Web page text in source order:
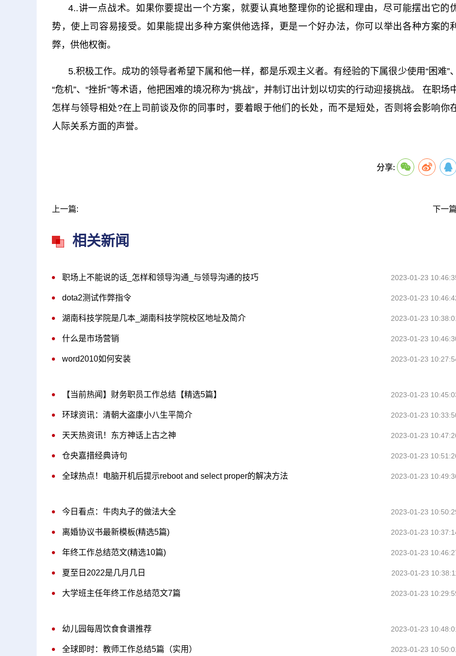
4..讲一点战术。如果你要提出一个方案，就要认真地整理你的论据和理由，尽可能摆出它的
势，使上司容易接受。如果能提出多种方案供他选择，更是一个好办法，你可以举出各种方案的利
弊，供他权衡。
5.积极工作。成功的领导者希望下属和他一样，都是乐观主义者。有经验的下属很少使用“困难”、
“危机”、“挫折”等术语，他把困难的境况称为“挑战”，并制订出计划以切实的行动迎接挑战。 在职场
怎样与领导相处?在上司前谈及你的同事时，要着眼于他们的长处，而不是短处，否则将会影响你
人际关系方面的声誉。
分享:
上一篇: 下一
相关新闻
职场上不能说的话_怎样和领导沟通_与领导沟通的技巧 2023-01-23
dota2测试作弊指令 2023-01-23
湖南科技学院是几本_湖南科技学院校区地址及简介 2023-01-23
什么是市场营销 2023-01-23
word2010如何安装 2023-01-23
【当前热闻】财务职员工作总结【精选5篇】 2023-01-23
环球资讯：清朝大盗康小八生平简介 2023-01-23
天天热资讯！东方神话上古之神 2023-01-23
仓央嘉措经典诗句 2023-01-23
全球热点！电脑开机后提示reboot and select proper的解决方法 2023-01-23
今日看点：牛肉丸子的做法大全 2023-01-23
离婚协议书最新模板(精选5篇) 2023-01-23
年终工作总结范文(精选10篇) 2023-01-23
夏至日2022是几月几日 2023-01-23
大学班主任年终工作总结范文7篇 2023-01-23
幼儿园每周饮食食谱推荐 2023-01-23
全球即时：教师工作总结5篇（实用） 2023-01-23